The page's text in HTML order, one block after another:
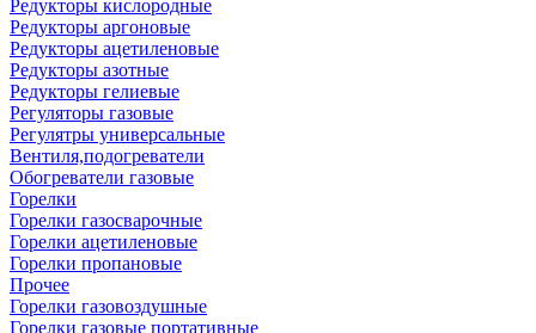
Редукторы кислородные
Редукторы аргоновые
Редукторы ацетиленовые
Редукторы азотные
Редукторы гелиевые
Регуляторы газовые
Регулятры универсальные
Вентиля,подогреватели
Обогреватели газовые
Горелки
Горелки газосварочные
Горелки ацетиленовые
Горелки пропановые
Прочее
Горелки газовоздушные
Горелки газовые портативные